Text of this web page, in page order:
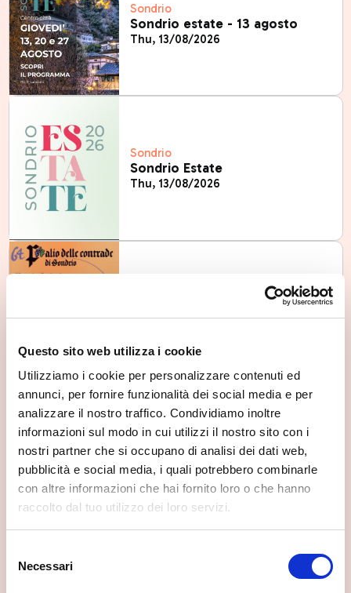
Questo sito web utilizza i cookie
Utilizziamo i cookie per personalizzare contenuti ed
annunci, per fornire funzionalità dei social media e per
analizzare il nostro traffico. Condividiamo inoltre
informazioni sul modo in cui utilizzi il nostro sito con i
nostri partner che si occupano di analisi dei dati web,
pubblicità e social media, i quali potrebbero combinarle
con altre informazioni che hai fornito loro o che hanno
raccolto dal tuo utilizzo dei loro servizi.
delNecessari
Sondrio
Sondrio estate - 13 agosto
Thu, 13/08/2026
Sondrio
Sondrio Estate
Thu, 13/08/2026
64° Palio delle Contrade di
Sondrio
Sondrio
Sondrio estate - Serate
Musicali
Sat, 29/08/2026
Festival Le Altre Note 2026 —